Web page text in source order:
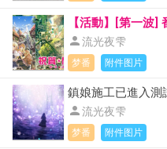
【活動】[第一波]
流光夜雫
梦番 附件图片
鎮娘施工已進入測
流光夜雫
梦番 附件图片